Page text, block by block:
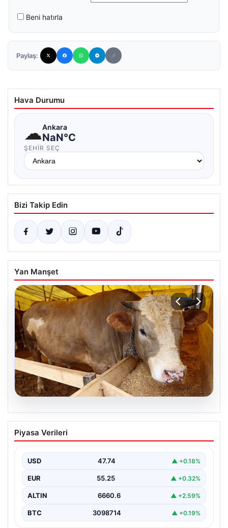
Beni hatırla
Paylaş:
Hava Durumu
☁Ankara
NaN°C
ŞEHIR SEÇ
Bizi Takip Edin
Yan Manşet
07.08.2026
Kurbanlık fiyatları il il sorgulama ekranı
2026: Büyükbaş ve küçükbaş canlı kilo
ve tüm illerin kurbanlık fiyatları
Piyasa Verileri
USD 47.74 ▲ +0.18%
EUR 55.25 ▲ +0.32%
ALTIN 6660.6 ▲ +2.59%
BTC 3098714 ▲ +0.19%